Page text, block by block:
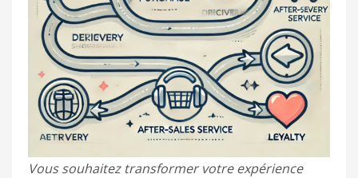
Vous souhaitez transformer votre expérience